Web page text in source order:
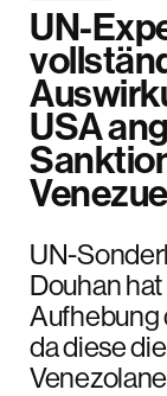
UN-
USA
UN-
Douhan
Aufhebung
da diese